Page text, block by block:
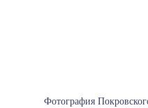
Фотография